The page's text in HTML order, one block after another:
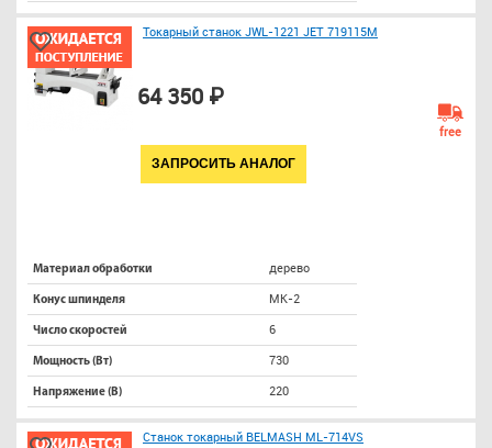
Токарный станок JWL-1221 JET 719115M
64 350 ₽
ЗАПРОСИТЬ АНАЛОГ
free
Материал обработки дерево
Конус шпинделя МК-2
Число скоростей 6
Мощность (Вт) 730
Напряжение (В) 220
Станок токарный BELMASH ML-714VS